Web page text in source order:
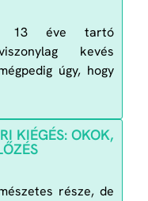
13 éve tartó
kevés
úgy, hogy
KIÉGÉS: OKOK,
része, de